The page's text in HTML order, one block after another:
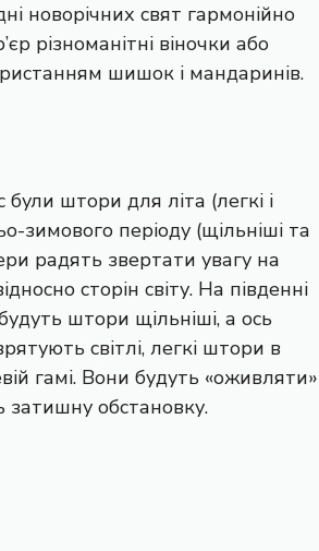
новорічних свят гармонійно
різноманітні віночки або
шишок і мандаринів.
штори для літа (легкі і
зимового періоду (щільніші та
радять звертати увагу на
сторін світу. На південні
штори щільніші, а ось
світлі, легкі штори в
гамі. Вони будуть «оживляти»
затишну обстановку.